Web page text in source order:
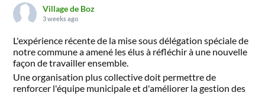
Village de Boz
3 weeks ago
L'expérience récente de la mise sous délégation spéciale de
notre commune a amené les élus à réfléchir à une nouvelle
façon de travailler ensemble.
Une organisation plus collective doit permettre de
renforcer l'équipe municipale et d'améliorer la gestion des